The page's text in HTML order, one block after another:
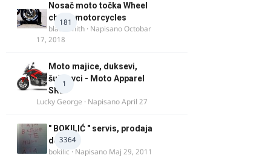
181
Nosač moto točka Wheel
chock motorcycles
blacksmith · NapisanoOctobar
17, 2018
1
Moto majice, duksevi,
šuškavci - Moto Apparel
SRB
Lucky George · NapisanoApril 27
3364
" BOKILIĆ " servis, prodaja
delova
bokilic · Napisano Maj 29, 2011